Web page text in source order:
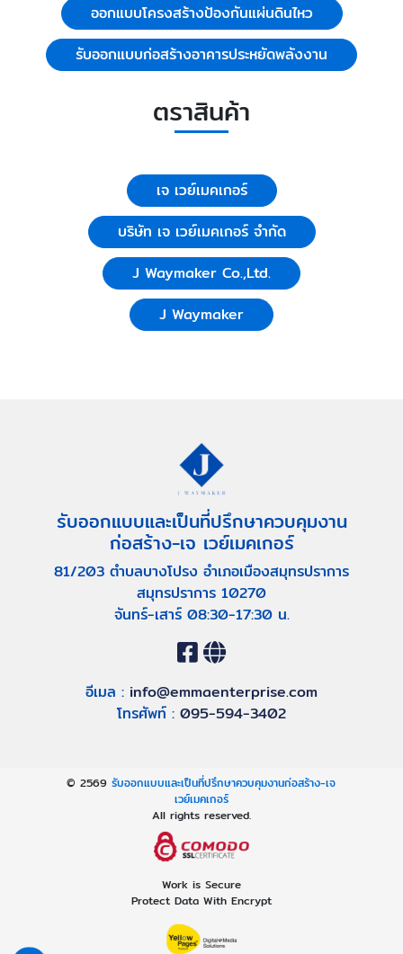
ออกแบบโครงสร้างป้องกันแผ่นดินไหว
รับออกแบบก่อสร้างอาคารประหยัดพลังงาน
ตราสินค้า
เจ เวย์เมคเกอร์
บริษัท เจ เวย์เมคเกอร์ จำกัด
J Waymaker Co.,Ltd.
J Waymaker
รับออกแบบและเป็นที่ปรึกษาควบคุมงาน
ก่อสร้าง-เจ เวย์เมคเกอร์
81/203 ตำบลบางโปรง อำเภอเมืองสมุทรปราการ
สมุทรปราการ 10270
จันทร์-เสาร์ 08:30-17:30 น.
อีเมล : info@emmaenterprise.com
โทรศัพท์ : 095-594-3402
© 2569รับออกแบบและเป็นที่ปรึกษาควบคุมงานก่อสร้าง-เจ
เวย์เมคเกอร์
All rights reserved.
Work is Secure
Protect Data With Encrypt